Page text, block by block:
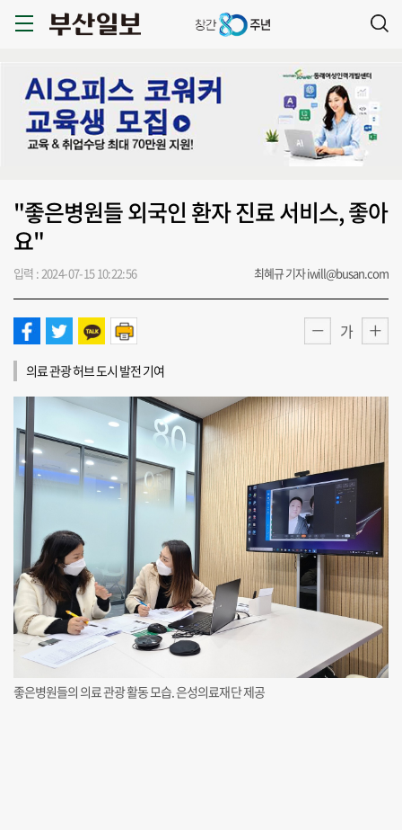
"좋은병원들 외국인 환자 진료 서비스, 좋아
요"
입력 : 2024-07-15 10:22:56 최혜규 기자 iwill@busan.com
가
의료 관광 허브 도시 발전 기여
좋은병원들의 의료 관광 활동 모습. 은성의료재단 제공